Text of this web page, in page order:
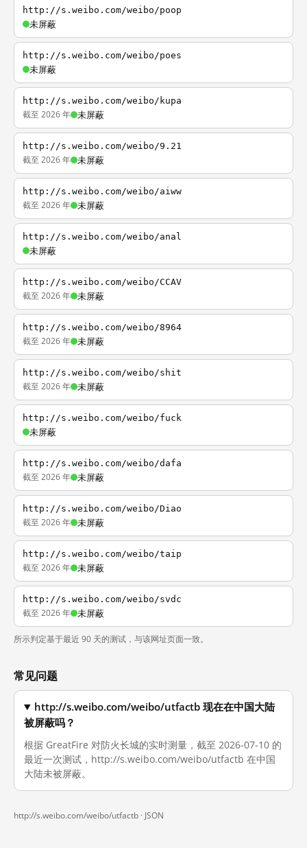
http://s.weibo.com/weibo/poop
未屏蔽
http://s.weibo.com/weibo/poes
未屏蔽
http://s.weibo.com/weibo/kupa
截至 2026 年 未屏蔽
http://s.weibo.com/weibo/9.21
截至 2026 年 未屏蔽
http://s.weibo.com/weibo/aiww
截至 2026 年 未屏蔽
http://s.weibo.com/weibo/anal
未屏蔽
http://s.weibo.com/weibo/CCAV
截至 2026 年 未屏蔽
http://s.weibo.com/weibo/8964
截至 2026 年 未屏蔽
http://s.weibo.com/weibo/shit
截至 2026 年 未屏蔽
http://s.weibo.com/weibo/fuck
未屏蔽
http://s.weibo.com/weibo/dafa
截至 2026 年 未屏蔽
http://s.weibo.com/weibo/Diao
截至 2026 年 未屏蔽
http://s.weibo.com/weibo/taip
截至 2026 年 未屏蔽
http://s.weibo.com/weibo/svdc
截至 2026 年 未屏蔽
所示判定基于最近 90 天的测试，与该网址页面一致。
常见问题
http://s.weibo.com/weibo/utfactb 现在在中国大陆
被屏蔽吗？
根据 GreatFire 对防火长城的实时测量，截至 2026-07-10 的
最近一次测试，http://s.weibo.com/weibo/utfactb 在中国
大陆未被屏蔽。
http://s.weibo.com/weibo/utfactb · JSON